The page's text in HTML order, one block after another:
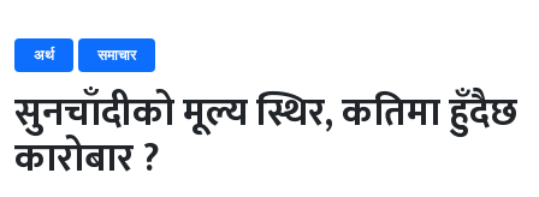
अर्थ समाचार
सुनचाँदीको मूल्य स्थिर, कतिमा हुँदैछ
कारोबार ?